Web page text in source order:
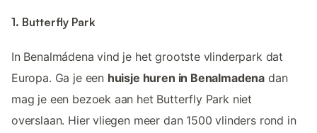
1. Butterfly Park
In Benalmádena vind je het grootste vlinderpark dat
Europa. Ga je een huisje huren in Benalmadena dan
mag je een bezoek aan het Butterfly Park niet
overslaan. Hier vliegen meer dan 1500 vlinders rond in